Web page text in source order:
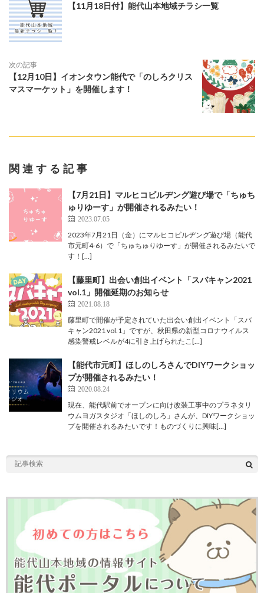
【11月18日付】能代山本地域チラシ一覧
次の記事
【12月10日】イオンタウン能代で「のしろクリス
マスマーケット」を開催します！
関連する記事
【7月21日】マルヒコビルヂング遊び場で「ちゅち
ゅりゆーす」が開催されるみたい！
2023.07.05
2023年7月21日（金）にマルヒコビルヂング遊び場（能代
市元町4-6）で「ちゅちゅりゆーす」が開催されるみたいで
す！[…]
【藤里町】出会い創出イベント「スバキャン2021
vol.1」開催延期のお知らせ
2021.08.18
藤里町で開催が予定されていた出会い創出イベント「スバ
キャン2021 vol.1」ですが、秋田県の新型コロナウイルス
感染警戒レベルが4に引き上げられたこ[…]
【能代市元町】ほしのしろさんでDIYワークショッ
プが開催されるみたい！
2020.08.24
現在、能代駅前でオープンに向け改装工事中のプラネタリ
ウムヨガスタジオ「ほしのしろ」さんが、DIYワークショッ
プを開催されるみたいです！ものづくりに興味[…]